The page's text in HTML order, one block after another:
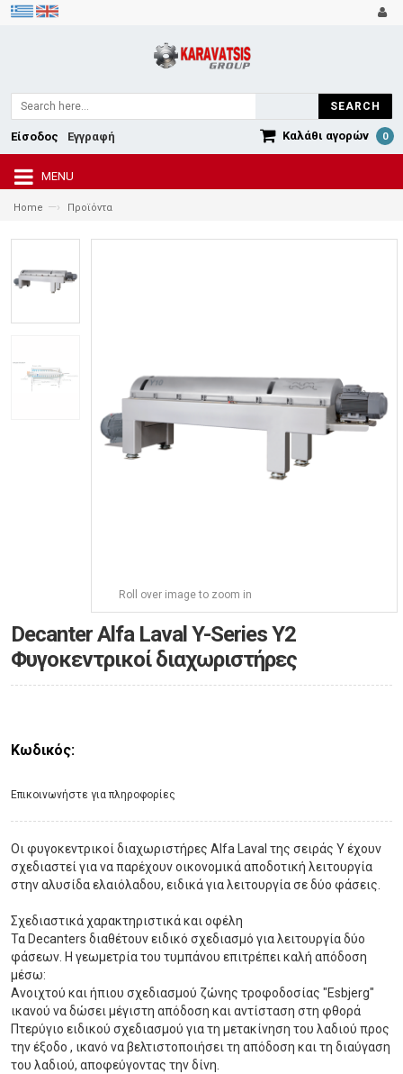
SEARCH
Καλάθι αγορών 0
Εγγραφή
Είσοδος
MENU
Home —› Προϊόντα
Roll over image to zoom in
Decanter Alfa Laval Y-Series Y2
Φυγοκεντρικοί διαχωριστήρες
Κωδικός:
Eπικοινωνήστε για πληροφορίες
Οι φυγοκεντρικοί διαχωριστήρες Alfa Laval της σειράς Y έχουν
σχεδιαστεί για να παρέχουν οικονομικά αποδοτική λειτουργία
στην αλυσίδα ελαιόλαδου, ειδικά για λειτουργία σε δύο φάσεις.
Σχεδιαστικά χαρακτηριστικά και οφέλη
Τα Decanters διαθέτουν ειδικό σχεδιασμό για λειτουργία δύο
φάσεων. Η γεωμετρία του τυμπάνου επιτρέπει καλή απόδοση
μέσω:
Ανοιχτού και ήπιου σχεδιασμού ζώνης τροφοδοσίας "Esbjerg"
ικανού να δώσει μέγιστη απόδοση και αντίσταση στη φθορά
Πτερύγιο ειδικού σχεδιασμού για τη μετακίνηση του λαδιού προς
την έξοδο , ικανό να βελτιστοποιήσει τη απόδοση και τη διαύγαση
του λαδιού, αποφεύγοντας την δίνη.